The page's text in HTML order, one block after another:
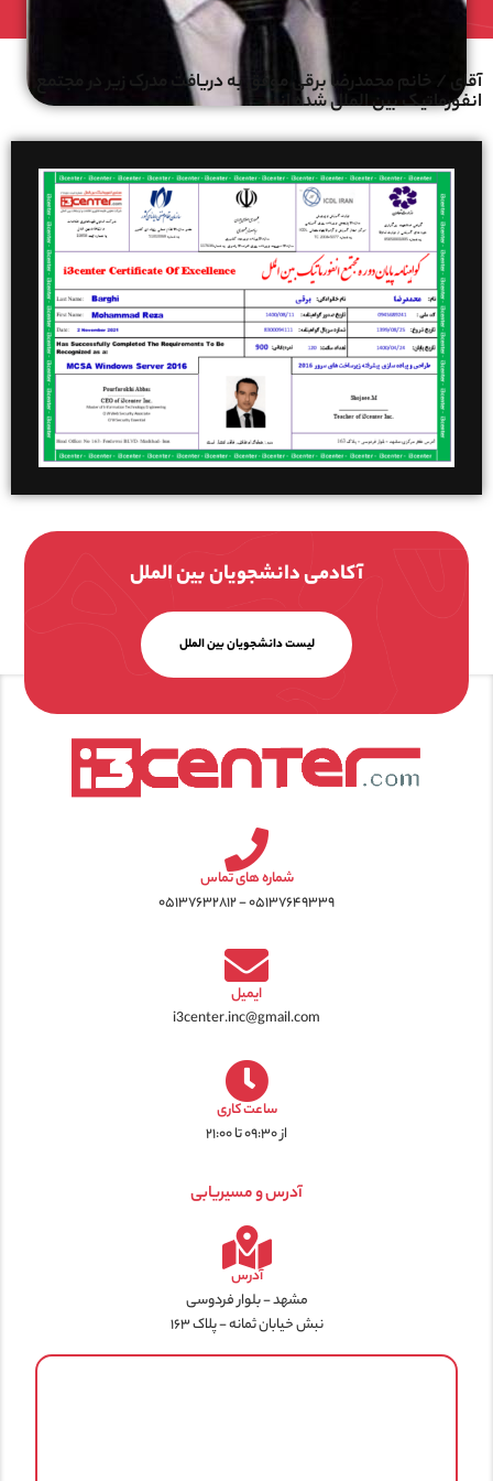
آقای / خانم محمدرضا برقی موفق به دریافت مدرک زیر در مجتمع
انفورماتیک بین الملل شده اند.
آکادمی دانشجویان بین الملل
لیست دانشجویان بین الملل
شماره های تماس
۰۵۱۳۷۶۴۹۳۳۹ - ۰۵۱۳۷۶۳۲۸۱۲
ایمیل
i3center.inc@gmail.com
ساعت کاری
از ۰۹:۳۰ تا ۲۱:۰۰
آدرس و مسیریابی
آدرس
مشهد - بلوار فردوسی
نبش خیابان ثمانه - پلاک ۱۶۳